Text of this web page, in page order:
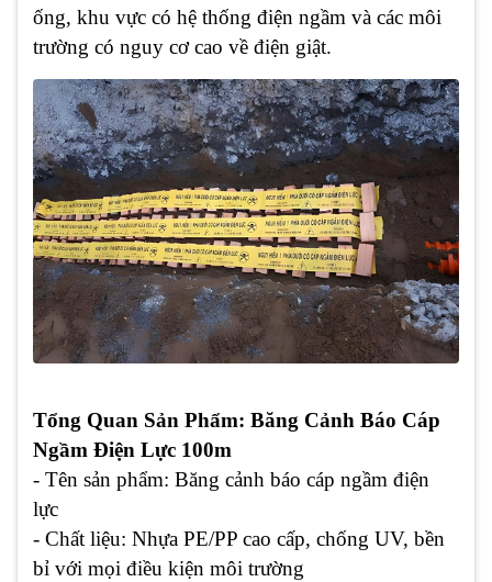
ống, khu vực có hệ thống điện ngầm và các môi
trường có nguy cơ cao về điện giật.
Tổng Quan Sản Phẩm: Băng Cảnh Báo Cáp
Ngầm Điện Lực 100m
- Tên sản phẩm: Băng cảnh báo cáp ngầm điện
lực
- Chất liệu: Nhựa PE/PP cao cấp, chống UV, bền
bỉ với mọi điều kiện môi trường